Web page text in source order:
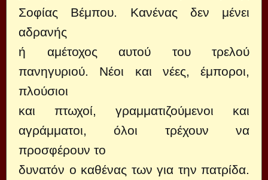
Σοφίας Βέμπου. Κανένας δεν μένει
αδρανής
ή αμέτοχος αυτού του τρελού
πανηγυριού. Νέοι και νέες, έμποροι,
πλούσιοι
και πτωχοί, γραμματιζούμενοι και
αγράμματοι, όλοι τρέχουν να
προσφέρουν το
δυνατόν ο καθένας των για την πατρίδα.